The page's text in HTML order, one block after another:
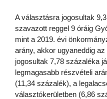
A választásra jogosultak
szavazott reggel 9 óráig
mint a 2019. évi
arány, akkor ugyaneddig
jogosultak 7,78 százaléka
legmagasabb részvételi
(11,34 százalék), a
választókerületben (6,86